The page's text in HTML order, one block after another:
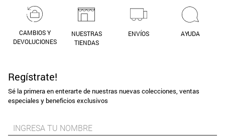
CAMBIOS Y
DEVOLUCIONES
NUESTRAS
TIENDAS
ENVÍOS AYUDA
Regístrate!
Sé la primera en enterarte de nuestras nuevas colecciones, ventas
especiales y beneficios exclusivos
.
cafe
.
collar
9.
aros